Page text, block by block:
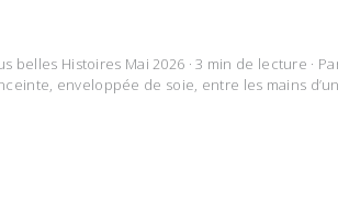
belles Histoires Mai 2026 · 3 min de lecture ·
enveloppée de soie, entre les mains